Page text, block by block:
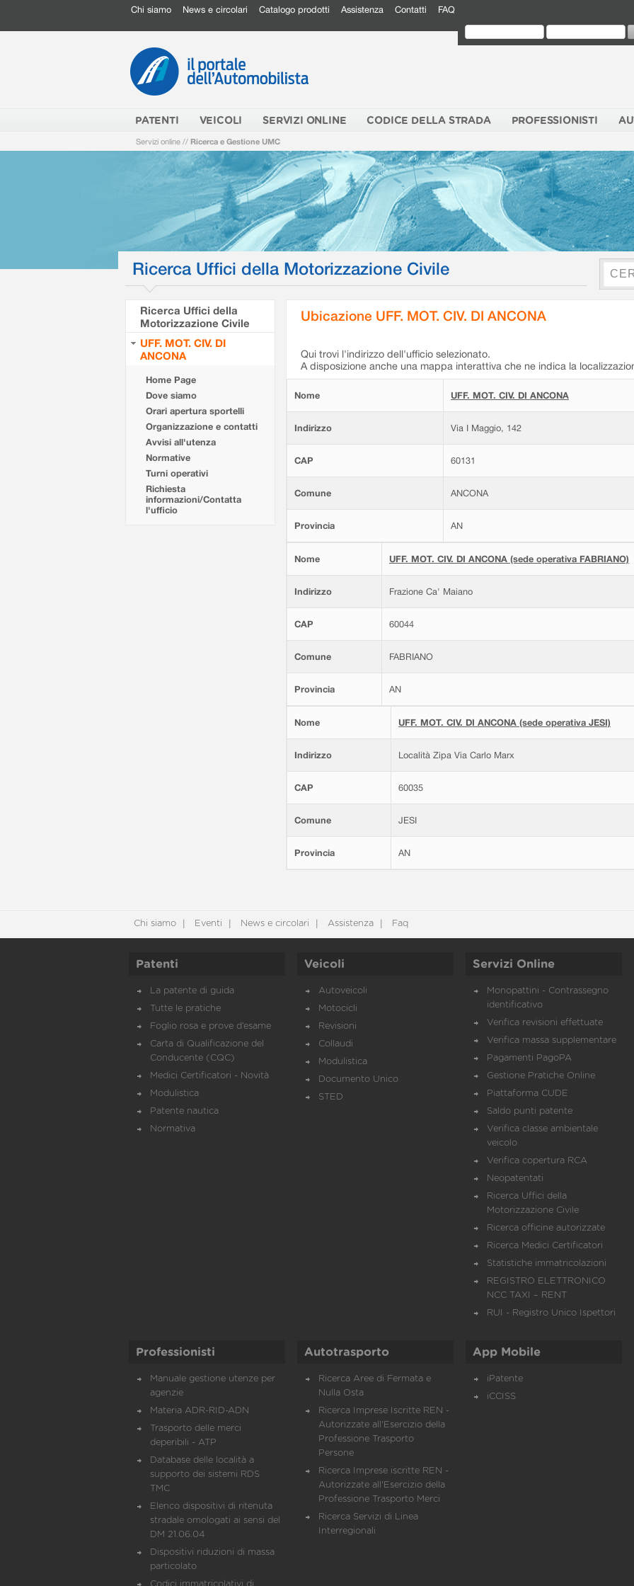
Chi siamo News e circolari Catalogo prodotti Assistenza Contatti FAQ
PATENTI VEICOLI SERVIZI ONLINE CODICE DELLA STRADA PROFESSIONISTI
Servizi online // Ricerca e Gestione UMC
Ricerca Uffici della Motorizzazione Civile
Ricerca Uffici della
Motorizzazione Civile
UFF. MOT. CIV. DI
ANCONA
Home Page
Dove siamo
Orari apertura sportelli
Organizzazione e contatti
Avvisi all'utenza
Normative
Turni operativi
Richiesta
informazioni/Contatta
l'ufficio
Ubicazione UFF. MOT. CIV. DI ANCONA
Qui trovi l'indirizzo dell'ufficio selezionato.
A disposizione anche una mappa interattiva che ne indica la
Nome UFF. MOT. CIV. DI ANCONA
Indirizzo Via I Maggio, 142
CAP 60131
Comune ANCONA
Provincia AN
Nome UFF. MOT. CIV. DI ANCONA (sede operativa FABRIANO)
Indirizzo Frazione Ca' Maiano
CAP 60044
Comune FABRIANO
Provincia AN
Nome UFF. MOT. CIV. DI ANCONA (sede operativa JESI)
Indirizzo Località Zipa Via Carlo Marx
CAP 60035
Comune JESI
Provincia AN
Chi siamo Eventi News e circolari Assistenza Faq
Patenti
La patente di guida
Tutte le pratiche
Foglio rosa e prove d’esame
Carta di Qualificazione del
Conducente (CQC)
Medici Certificatori - Novità
Modulistica
Patente nautica
Normativa
Veicoli
Autoveicoli
Motocicli
Revisioni
Collaudi
Modulistica
Documento Unico
STED
Servizi Online
Monopattini - Contrassegno
identificativo
Verifica revisioni effettuate
Verifica massa supplementare
Pagamenti PagoPA
Gestione Pratiche Online
Piattaforma CUDE
Saldo punti patente
Verifica classe ambientale
veicolo
Verifica copertura RCA
Neopatentati
Ricerca Uffici della
Motorizzazione Civile
Ricerca officine autorizzate
Ricerca Medici Certificatori
Statistiche immatricolazioni
REGISTRO ELETTRONICO
NCC TAXI – RENT
RUI - Registro Unico Ispettori
Professionisti
Manuale gestione utenze per
agenzie
Materia ADR-RID-ADN
Trasporto delle merci
deperibili - ATP
Database delle località a
supporto dei sistemi RDS
TMC
Elenco dispositivi di ritenuta
stradale omologati ai sensi del
DM 21.06.04
Dispositivi riduzioni di massa
particolato
Autotrasporto
Ricerca Aree di Fermata e
Nulla Osta
Ricerca Imprese Iscritte REN -
Autorizzate all'Esercizio della
Professione Trasporto
Persone
Ricerca Imprese iscritte REN -
Autorizzate all'Esercizio della
Professione Trasporto Merci
Ricerca Servizi di Linea
Interregionali
App Mobile
iPatente
iCCISS